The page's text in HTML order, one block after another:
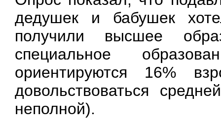
дедушек и бабушек
получили высшее
специальное
ориентируются 16%
довольствоваться
неполной).